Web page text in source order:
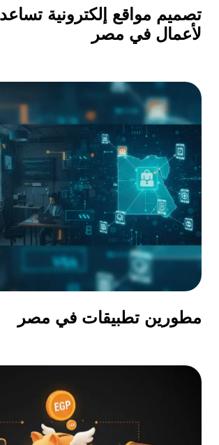
تصميم مواقع إلكترونية
لأعمال في مصر
مطورين تطبيقات في مصر